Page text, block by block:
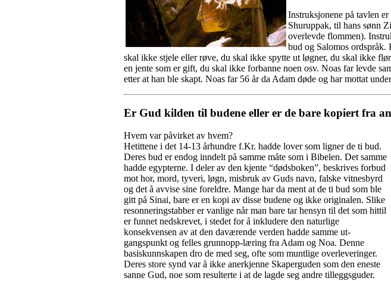
Instruksjonene på tavlen
Shuruppak, til hans sønn
overlevde flommen).
bud og Salomos ordspråk.
skal ikke stjele eller røve, du skal ikke spytte ut løgner, du skal ikke
en jente som er gift, du skal ikke forbanne noen osv. Noas far levde
etter at han ble skapt. Noas far 56 år da Adam døde og har mottat
Er Gud kilden til budene eller er de bare kopiert fra
Hvem var påvirket av hvem?
Hetittene i det 14-13 århundre f.Kr. hadde lover som ligner de ti bud.
Deres bud er endog inndelt på samme måte som i Bibelen. Det samme
hadde egypterne. I deler av den kjente “dødsboken”, beskrives forbud
mot hor, mord, tyveri, løgn, misbruk av Guds navn, falske vitnesbyrd
og det å avvise sine foreldre. Mange har da ment at de ti bud som ble
gitt på Sinai, bare er en kopi av disse budene og ikke originalen. Slike
resonneringstabber er vanlige når man bare tar hensyn til det som hittil
er funnet nedskrevet, i stedet for å inkludere den naturlige
konsekvensen av at den daværende verden hadde samme ut-
gangspunkt og felles grunnopp-læring fra Adam og Noa. Denne
basiskunnskapen dro de med seg, ofte som muntlige overleveringer.
Deres store synd var å ikke anerkjenne Skaperguden som den eneste
sanne Gud, noe som resulterte i at de lagde seg andre tilleggsguder.